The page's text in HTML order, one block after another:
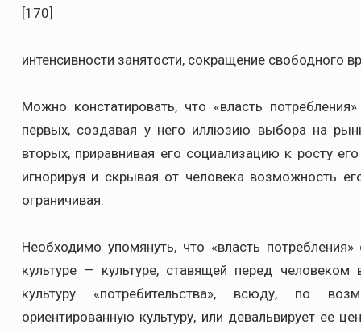
[170]
интенсивности занятости, сокращение свободного
Можно констатировать, что «власть
первых, создавая у него иллюзию выбора на
вторых, приравнивая его социализацию к росту
игнорируя и скрывая от человека возможность
ограничивая.
Необходимо упомянуть, что «власть
культуре — культуре, ставящей перед
культуру «потребительства», всюду, по
ориентированную культуру, или девальвирует ее